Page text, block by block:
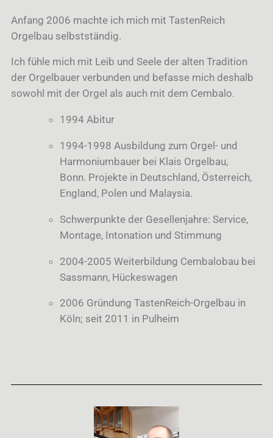
Anfang 2006 machte ich mich mit TastenReich
Orgelbau selbstständig.
Ich fühle mich mit Leib und Seele der alten Tradition
der Orgelbauer verbunden und befasse mich deshalb
sowohl mit der Orgel als auch mit dem Cembalo.
1994 Abitur
1994-1998 Ausbildung zum Orgel- und
Harmoniumbauer bei Klais Orgelbau,
Bonn. Projekte in Deutschland, Österreich,
England, Polen und Malaysia.
Schwerpunkte der Gesellenjahre: Service,
Montage, Intonation und Stimmung
2004-2005 Weiterbildung Cembalobau bei
Sassmann, Hückeswagen
2006 Gründung TastenReich-Orgelbau in
Köln; seit 2011 in Pulheim